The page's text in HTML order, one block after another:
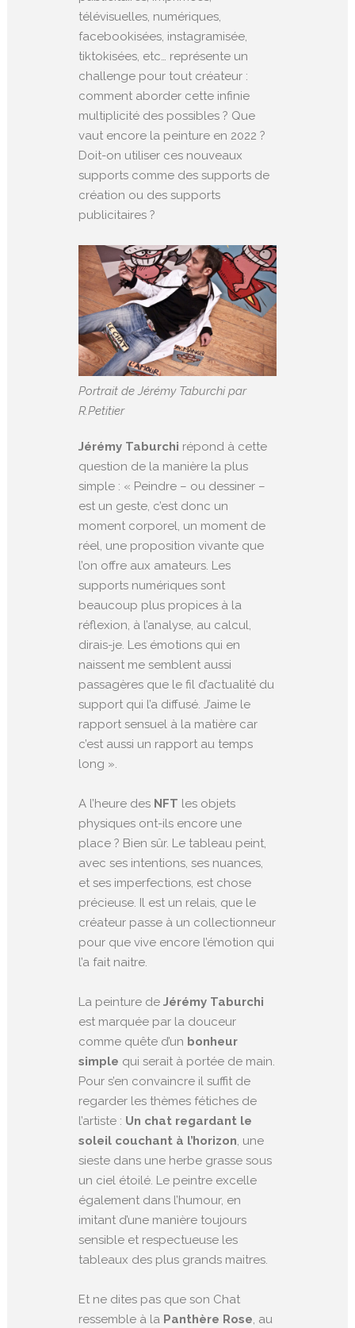
télévisuelles, numériques,
facebookisées, instagramisée,
tiktokisées, etc… représente un
challenge pour tout créateur :
comment aborder cette infinie
multiplicité des possibles ? Que
vaut encore la peinture en 2022 ?
Doit-on utiliser ces nouveaux
supports comme des supports de
création ou des supports
publicitaires ?
Portrait de Jérémy Taburchi par
R.Petitier
Jérémy Taburchi répond à cette
question de la manière la plus
simple : « Peindre – ou dessiner –
est un geste, c’est donc un
moment corporel, un moment de
réel, une proposition vivante que
l’on offre aux amateurs. Les
supports numériques sont
beaucoup plus propices à la
réflexion, à l’analyse, au calcul,
dirais-je. Les émotions qui en
naissent me semblent aussi
passagères que le fil d’actualité du
support qui l’a diffusé. J’aime le
rapport sensuel à la matière car
c’est aussi un rapport au temps
long ».
A l’heure des NFT les objets
physiques ont-ils encore une
place ? Bien sûr. Le tableau peint,
avec ses intentions, ses nuances,
et ses imperfections, est chose
précieuse. Il est un relais, que le
créateur passe à un collectionneur
pour que vive encore l’émotion qui
l’a fait naitre.
La peinture de Jérémy Taburchi
est marquée par la douceur
comme quête d’un bonheur
simple qui serait à portée de main.
Pour s’en convaincre il suffit de
regarder les thèmes fétiches de
l’artiste : Un chat regardant le
soleil couchant à l’horizon, une
sieste dans une herbe grasse sous
un ciel étoilé. Le peintre excelle
également dans l’humour, en
imitant d’une manière toujours
sensible et respectueuse les
tableaux des plus grands maitres.
Et ne dites pas que son Chat
ressemble à la Panthère Rose, au